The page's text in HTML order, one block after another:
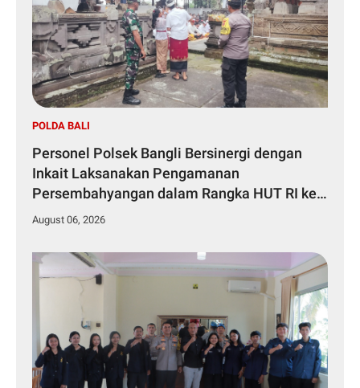
POLDA BALI
Personel Polsek Bangli Bersinergi dengan
Inkait Laksanakan Pengamanan
Persembahyangan dalam Rangka HUT RI ke-
81 Tahun 2026
August 06, 2026